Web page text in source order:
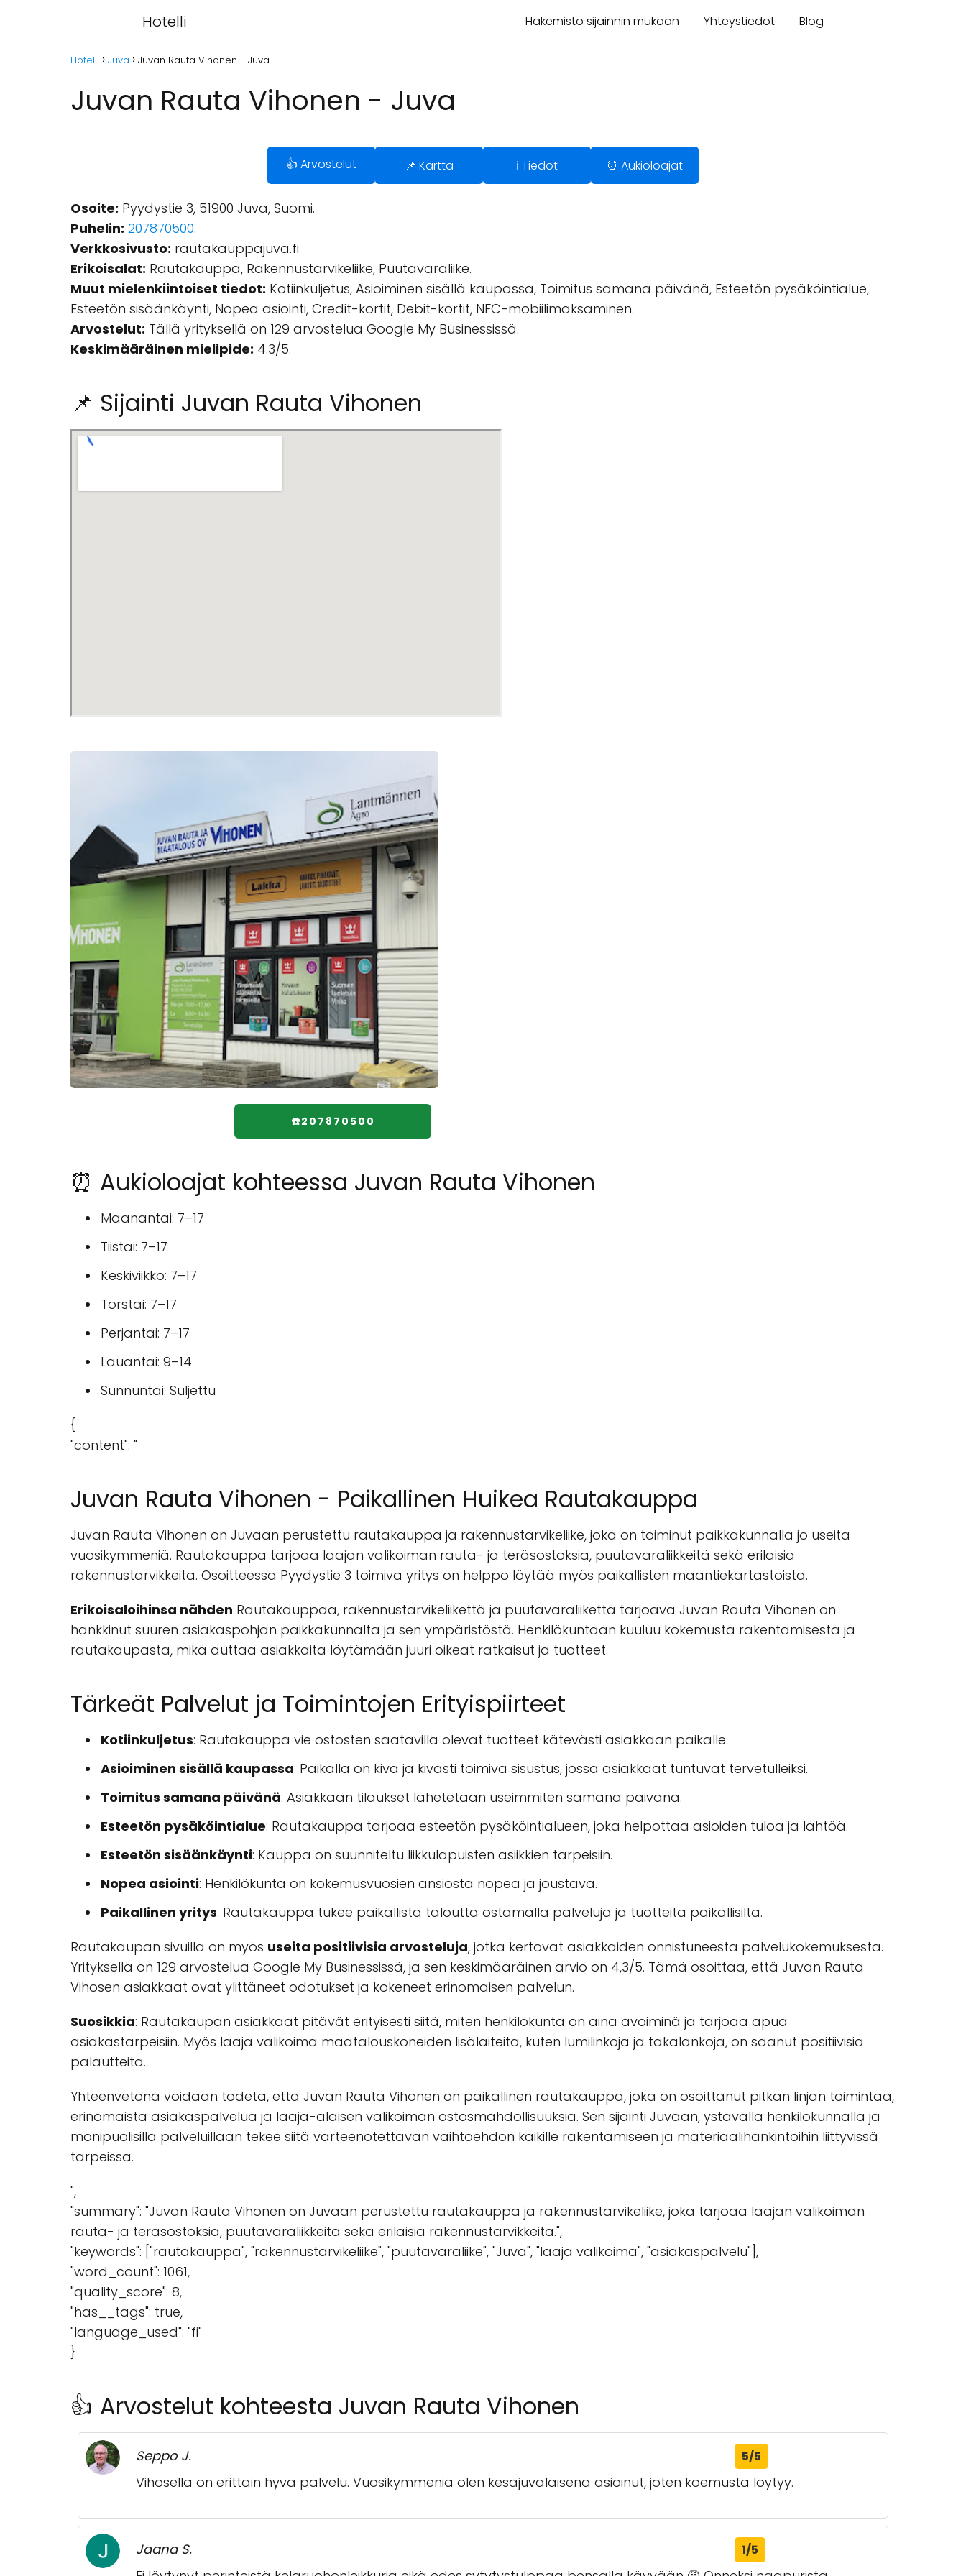
Hotelli Hakemisto sijainnin mukaan Yhteystiedot Blog
Hotelli Juva Juvan Rauta Vihonen - Juva
Juvan Rauta Vihonen - Juva
👍 Arvostelut 📌 Kartta ℹ️ Tiedot ⏰ Aukioloajat
Osoite: Pyydystie 3, 51900 Juva, Suomi.
Puhelin: 207870500.
Verkkosivusto: rautakauppajuva.fi
Erikoisalat: Rautakauppa, Rakennustarvikeliike, Puutavaraliike.
Muut mielenkiintoiset tiedot: Kotiinkuljetus, Asioiminen sisällä kaupassa, Toimitus samana päivänä, Esteetön pysäköintialue,
Esteetön sisäänkäynti, Nopea asiointi, Credit-kortit, Debit-kortit, NFC-mobiilimaksaminen.
Arvostelut: Tällä yrityksellä on 129 arvostelua Google My Businessissä.
Keskimääräinen mielipide: 4.3/5.
📌 Sijainti Juvan Rauta Vihonen
☎️207870500
⏰ Aukioloajat kohteessa Juvan Rauta Vihonen
Maanantai: 7–17
Tiistai: 7–17
Keskiviikko: 7–17
Torstai: 7–17
Perjantai: 7–17
Lauantai: 9–14
Sunnuntai: Suljettu
{
"content": "
Juvan Rauta Vihonen - Paikallinen Huikea Rautakauppa
Juvan Rauta Vihonen on Juvaan perustettu rautakauppa ja rakennustarvikeliike, joka on toiminut paikkakunnalla jo useita
vuosikymmeniä. Rautakauppa tarjoaa laajan valikoiman rauta- ja teräsostoksia, puutavaraliikkeitä sekä erilaisia
rakennustarvikkeita. Osoitteessa Pyydystie 3 toimiva yritys on helppo löytää myös paikallisten maantiekartastoista.
Erikoisaloihinsa nähden Rautakauppaa, rakennustarvikeliikettä ja puutavaraliikettä tarjoava Juvan Rauta Vihonen on
hankkinut suuren asiakaspohjan paikkakunnalta ja sen ympäristöstä. Henkilökuntaan kuuluu kokemusta rakentamisesta ja
rautakaupasta, mikä auttaa asiakkaita löytämään juuri oikeat ratkaisut ja tuotteet.
Tärkeät Palvelut ja Toimintojen Erityispiirteet
Kotiinkuljetus: Rautakauppa vie ostosten saatavilla olevat tuotteet kätevästi asiakkaan paikalle.
Asioiminen sisällä kaupassa: Paikalla on kiva ja kivasti toimiva sisustus, jossa asiakkaat tuntuvat tervetulleiksi.
Toimitus samana päivänä: Asiakkaan tilaukset lähetetään useimmiten samana päivänä.
Esteetön pysäköintialue: Rautakauppa tarjoaa esteetön pysäköintialueen, joka helpottaa asioiden tuloa ja lähtöä.
Esteetön sisäänkäynti: Kauppa on suunniteltu liikkulapuisten asiikkien tarpeisiin.
Nopea asiointi: Henkilökunta on kokemusvuosien ansiosta nopea ja joustava.
Paikallinen yritys: Rautakauppa tukee paikallista taloutta ostamalla palveluja ja tuotteita paikallisilta.
Rautakaupan sivuilla on myös useita positiivisia arvosteluja, jotka kertovat asiakkaiden onnistuneesta palvelukokemuksesta.
Yrityksellä on 129 arvostelua Google My Businessissä, ja sen keskimääräinen arvio on 4,3/5. Tämä osoittaa, että Juvan Rauta
Vihosen asiakkaat ovat ylittäneet odotukset ja kokeneet erinomaisen palvelun.
Suosikkia: Rautakaupan asiakkaat pitävät erityisesti siitä, miten henkilökunta on aina avoiminä ja tarjoaa apua
asiakastarpeisiin. Myös laaja valikoima maatalouskoneiden lisälaiteita, kuten lumilinkoja ja takalankoja, on saanut positiivisia
palautteita.
Yhteenvetona voidaan todeta, että Juvan Rauta Vihonen on paikallinen rautakauppa, joka on osoittanut pitkän linjan toimintaa,
erinomaista asiakaspalvelua ja laaja-alaisen valikoiman ostosmahdollisuuksia. Sen sijainti Juvaan, ystävällä henkilökunnalla ja
monipuolisilla palveluillaan tekee siitä varteenotettavan vaihtoehdon kaikille rakentamiseen ja materiaalihankintoihin liittyvissä
tarpeissa.
",
"summary": "Juvan Rauta Vihonen on Juvaan perustettu rautakauppa ja rakennustarvikeliike, joka tarjoaa laajan valikoiman
rauta- ja teräsostoksia, puutavaraliikkeitä sekä erilaisia rakennustarvikkeita.",
"keywords": ["rautakauppa", "rakennustarvikeliike", "puutavaraliike", "Juva", "laaja valikoima", "asiakaspalvelu"],
"word_count": 1061,
"quality_score": 8,
"has__tags": true,
"language_used": "fi"
}
👍 Arvostelut kohteesta Juvan Rauta Vihonen
Seppo J. 5/5
Vihosella on erittäin hyvä palvelu. Vuosikymmeniä olen kesäjuvalaisena asioinut, joten koemusta löytyy.
Jaana S. 1/5